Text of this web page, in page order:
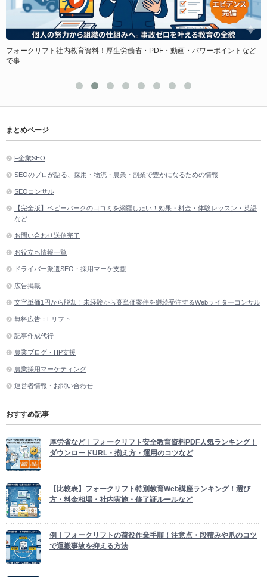
フォークリフト社内教育資料！厚生労働省・PDF・動画・パワーポイントなど
で事…
まとめページ
F企業SEO
SEOのプロが語る、採用・物流・農業・副業で豊かになるための情報
SEOコンサル
【完全版】ベビーパークの口コミを網羅したい！効果・料金・体験レッスン・英語
など
お問い合わせ送信完了
お役立ち情報一覧
ドライバー派遣SEO・採用マーケ支援
広告掲載
文字単価1円から脱却！未経験から高単価案件を継続受注するWebライターコンサル
無料広告：Fリフト
記事作成代行
農業ブログ・HP支援
農業採用マーケティング
運営者情報・お問い合わせ
おすすめ記事
厚労省など｜フォークリフト安全教育資料PDF人気ランキング！
ダウンロードURL・揃え方・運用のコツなど
【比較表】フォークリフト特別教育Web講座ランキング！選び
方・料金相場・社内実施・修了証ルールなど
例｜フォークリフトの荷役作業手順！注意点・段積みや爪のコツ
で運搬事故を抑える方法